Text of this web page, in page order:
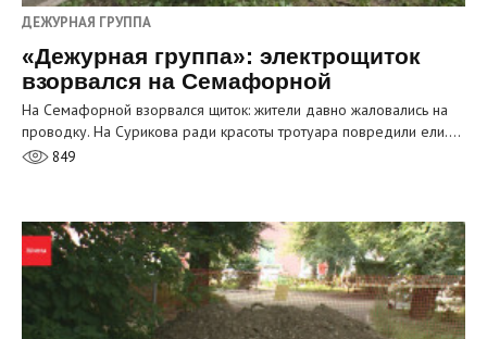
ДЕЖУРНАЯ ГРУППА
«Дежурная группа»: электрощиток
взорвался на Семафорной
На Семафорной взорвался щиток: жители давно жаловались на
проводку. На Сурикова ради красоты тротуара повредили ели.…
849